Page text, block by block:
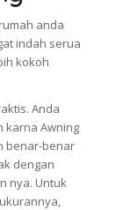
anda
indah serua
kokoh
Anda
karna Awning
benar-benar
dengan
nya. Untuk